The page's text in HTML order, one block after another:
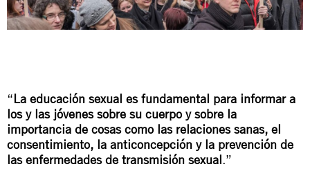
“La educación sexual es fundamental para informar a
los y las jóvenes sobre su cuerpo y sobre la
importancia de cosas como las relaciones sanas, el
consentimiento, la anticoncepción y la prevención de
las enfermedades de transmisión sexual.”